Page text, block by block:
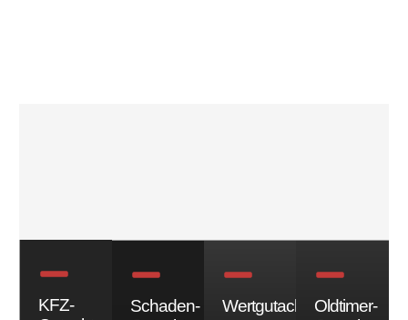
KFZ-
Schaden-
WertgutachtenOldtimer-